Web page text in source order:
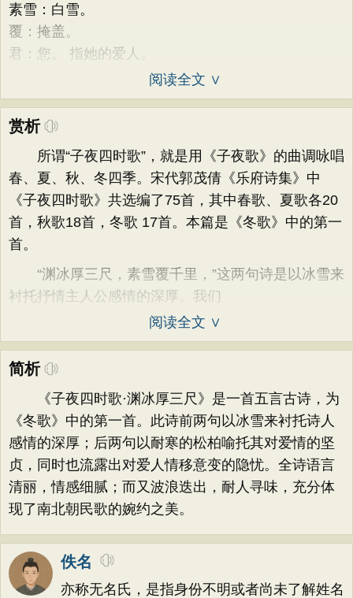
素雪：白雪。
覆：掩盖。
君：您。 指她的爱人。
阅读全文 ∨
赏析
所谓“子夜四时歌”，就是用《子夜歌》的曲调咏唱
春、夏、秋、冬四季。宋代郭茂倩《乐府诗集》中
《子夜四时歌》共选编了75首，其中春歌、夏歌各20
首，秋歌18首，冬歌 17首。本篇是《冬歌》中的第一
首。
“渊冰厚三尺，素雪覆千里，”这两句诗是以冰雪来
衬托抒情主人公感情的深厚。我们
阅读全文 ∨
简析
《子夜四时歌·渊冰厚三尺》是一首五言古诗，为
《冬歌》中的第一首。此诗前两句以冰雪来衬托诗人
感情的深厚；后两句以耐寒的松柏喻托其对爱情的坚
贞，同时也流露出对爱人情移意变的隐忧。全诗语言
清丽，情感细腻；而又波浪迭出，耐人寻味，充分体
现了南北朝民歌的婉约之美。
佚名
亦称无名氏，是指身份不明或者尚未了解姓名